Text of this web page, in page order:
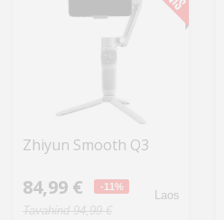
Zhiyun Smooth Q3
84,99 € -11%
Tavahind 94,99 €
Laos